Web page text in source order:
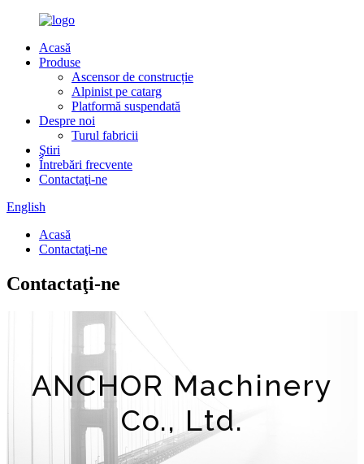
Acasă
Produse
Ascensor de construcție
Alpinist pe catarg
Platformă suspendată
Despre noi
Turul fabricii
Ştiri
Întrebări frecvente
Contactaţi-ne
English
Acasă
Contactaţi-ne
Contactaţi-ne
ANCHOR Machinery
Co., Ltd.